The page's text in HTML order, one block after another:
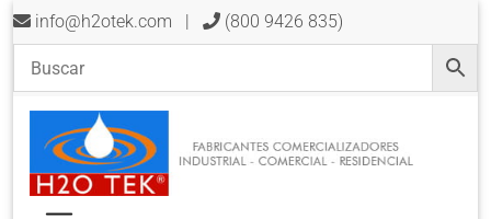
info@h2otek.com | (800 9426 835)